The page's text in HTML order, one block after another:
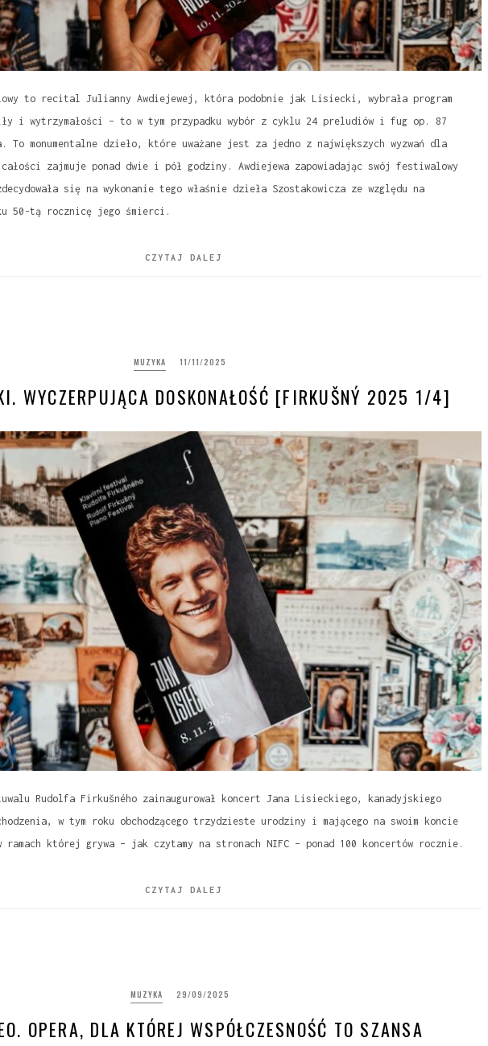
to recital Julianny Awdiejewej, która podobnie jak Lisiecki, wybrała program
i wytrzymałości – to w tym przypadku wybór z cyklu 24 preludiów i fug op. 87
To monumentalne dzieło, które uważane jest za jedno z największych wyzwań dla
całości zajmuje ponad dwie i pół godziny. Awdiejewa zapowiadając swój festiwalowy
się na wykonanie tego właśnie dzieła Szostakowicza ze względu na
50-tą rocznicę jego śmierci.
CZYTAJ DALEJ
MUZYKA 11/11/2025
WYCZERPUJĄCA DOSKONAŁOŚĆ [FIRKUŠNÝ 2025 1/4]
Rudolfa Firkušného zainaugurował koncert Jana Lisieckiego, kanadyjskiego
w tym roku obchodzącego trzydzieste urodziny i mającego na swoim koncie
której grywa – jak czytamy na stronach NIFC – ponad 100 koncertów rocznie.
CZYTAJ DALEJ
MUZYKA 29/09/2025
OPERA, DLA KTÓREJ WSPÓŁCZESNOŚĆ TO SZANSA